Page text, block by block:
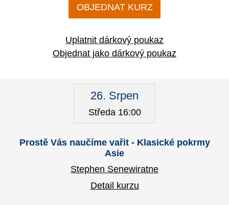
OBJEDNAT KURZ
Uplatnit dárkový poukaz
Objednat jako dárkový poukaz
26. Srpen
Středa 16:00
Prostě Vás naučíme vařit - Klasické pokrmy
Asie
Stephen Senewiratne
Detail kurzu